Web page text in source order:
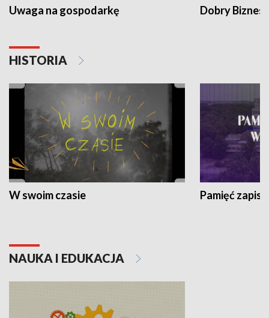
Uwaga na gospodarkę Dobry Biznes
HISTORIA
W swoim czasie Pamięć
NAUKA I EDUKACJA